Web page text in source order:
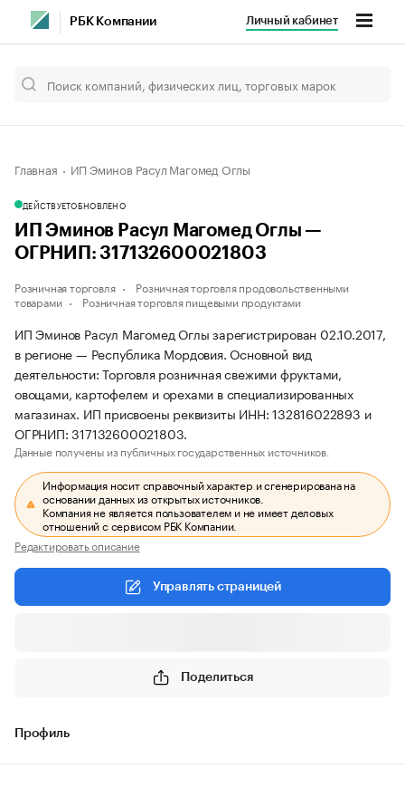
РБК Компании Личный кабинет
Главная ИП Эминов Расул Магомед Оглы
ДЕЙСТВУЕТОБНОВЛЕНО
ИП Эминов Расул Магомед Оглы —
ОГРНИП: 317132600021803
Розничная торговля
Розничная торговля продовольственными
товарами
Розничная торговля пищевыми продуктами
ИП Эминов Расул Магомед Оглы зарегистрирован 02.10.2017,
в регионе — Республика Мордовия. Основной вид
деятельности: Торговля розничная свежими фруктами,
овощами, картофелем и орехами в специализированных
магазинах. ИП присвоены реквизиты ИНН: 132816022893 и
ОГРНИП: 317132600021803.
Данные получены из публичных государственных источников.
Информация носит справочный характер и сгенерирована на
основании данных из открытых источников.
Компания не является пользователем и не имеет деловых
отношений с сервисом РБК Компании.
Редактировать описание
Управлять страницей
Поделиться
Профиль